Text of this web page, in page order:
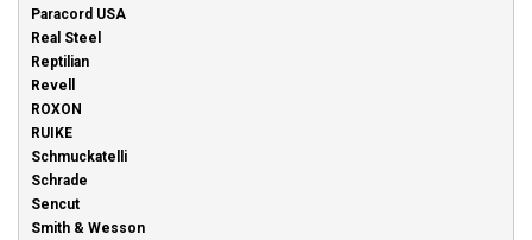
Paracord USA
Real Steel
Reptilian
Revell
ROXON
RUIKE
Schmuckatelli
Schrade
Sencut
Smith & Wesson